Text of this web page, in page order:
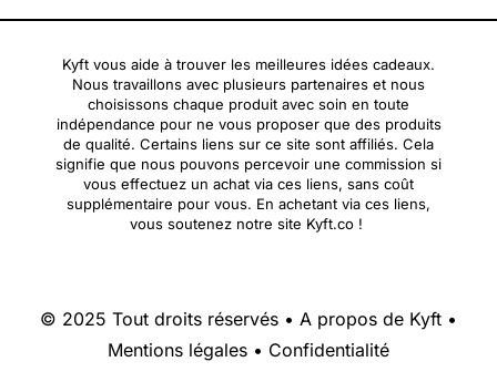
Kyft vous aide à trouver les meilleures idées cadeaux.
Nous travaillons avec plusieurs partenaires et nous
choisissons chaque produit avec soin en toute
indépendance pour ne vous proposer que des produits
de qualité. Certains liens sur ce site sont affiliés. Cela
signifie que nous pouvons percevoir une commission si
vous effectuez un achat via ces liens, sans coût
supplémentaire pour vous. En achetant via ces liens,
vous soutenez notre site Kyft.co !
© 2025 Tout droits réservés • A propos de Kyft •
Mentions légales • Confidentialité